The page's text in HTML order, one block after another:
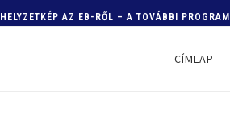
HELYZETKÉP AZ EB-RŐL – A TOVÁBBI PROGRAM
CÍMLAP